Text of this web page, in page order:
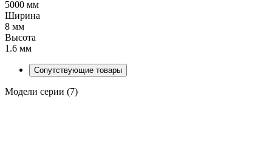
5000 мм
Ширина
8 мм
Высота
1.6 мм
Сопутствующие товары
Модели серии (7)